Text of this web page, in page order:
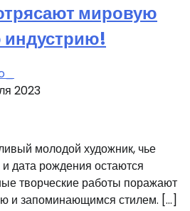
мировую
2023
молодой художник, чье
дата рождения остаются
творческие работы поражают
и запоминающимся стилем. […]